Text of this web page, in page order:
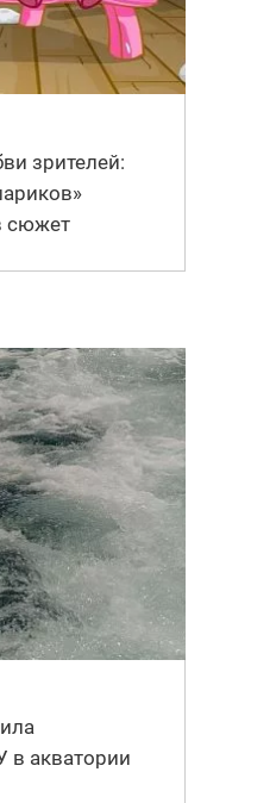
зрителей:
сюжет
в акватории